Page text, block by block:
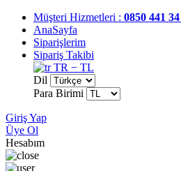
Müşteri Hizmetleri : 0850 441
AnaSayfa
Siparişlerim
Sipariş Takibi
TR − TL
Dil
Para Birimi
Giriş Yap
Üye Ol
Hesabım